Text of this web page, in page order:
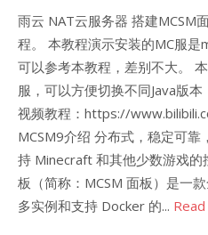
雨云 NAT云服务器 搭建MCSM
程。 本教程演示安装的MC服
可以参考本教程，差别不大。
服，可以方便切换不同Java版本
视频教程：https://
MCSM9介绍 分布式，稳定可
持 Minecraft 和其他少数游戏的
板（简称：MCSM 面板）是一
多实例和支持 Docker 的...